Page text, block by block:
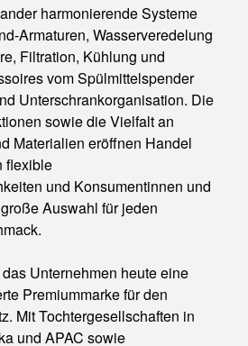
harmonierende Systeme
Armaturen, Wasserveredelung
Filtration, Kühlung und
vom Spülmittelspender
Unterschrankorganisation. Die
sowie die Vielfalt an
Materialien eröffnen Handel
flexible
und Konsumentinnen und
Auswahl für jeden
Unternehmen heute eine
Premiummarke für den
Mit Tochtergesellschaften in
und APAC sowie